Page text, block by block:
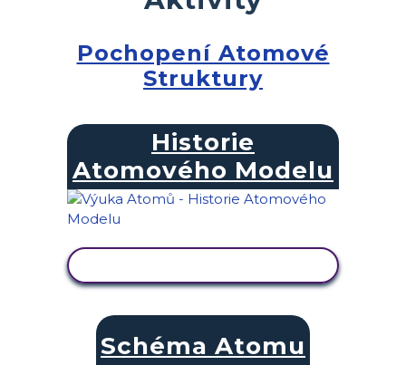
Pochopení Atomové
Struktury
Historie
Atomového Modelu
Schéma Atomu